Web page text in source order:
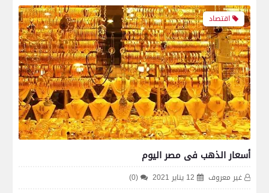
اقتصاد
أسعار الذهب فى مصر اليوم
غير معروف 12 يناير 2021 (0)